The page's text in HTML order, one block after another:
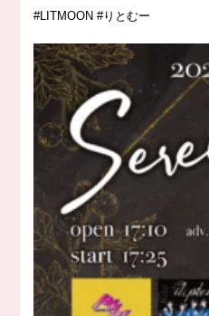
#LITMOON #りとむー